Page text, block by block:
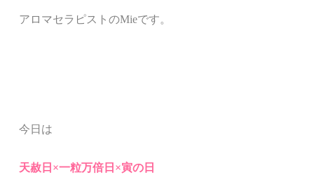
アロマセラピストのMieです。
今日は
天赦日 ×一粒万倍日 ×寅の日